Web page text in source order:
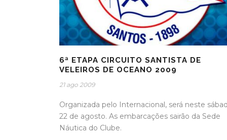
6ª ETAPA CIRCUITO SANTISTA DE
VELEIROS DE OCEANO 2009
21 ago 2009
Organizada pelo Internacional, será neste
22 de agosto. As embarcações sairão da Sede
Náutica do Clube.